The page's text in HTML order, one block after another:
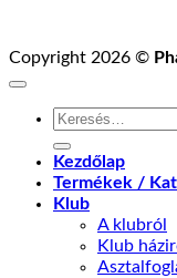
Copyright 2026 ©
Keresés
következőre:
Kezdőlap
Termékek /
Klub
A klubról
Klub